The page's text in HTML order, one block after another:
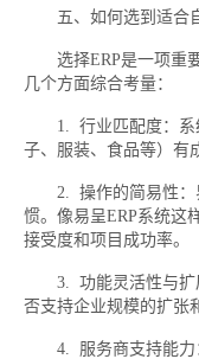
五、如何选到适合
选择ERP是一项重要
几个方面综合考量：
1. 行业匹配度：系
子、服装、食品等）有
2. 操作的简易性：
惯。像易呈ERP系统这
接受度和项目成功率。
3. 功能灵活性与扩
否支持企业规模的扩张
4. 服务商支持能力